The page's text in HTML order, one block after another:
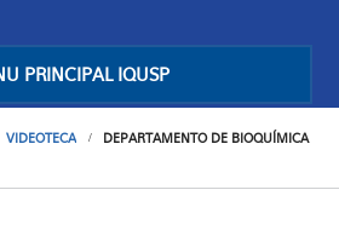
PRINCIPAL IQUSP
VIDEOTECA
DEPARTAMENTO DE BIOQUÍMICA